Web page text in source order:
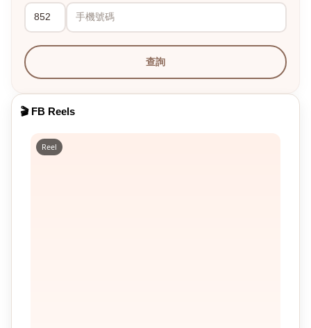
查詢
🎬 FB Reels
Reel